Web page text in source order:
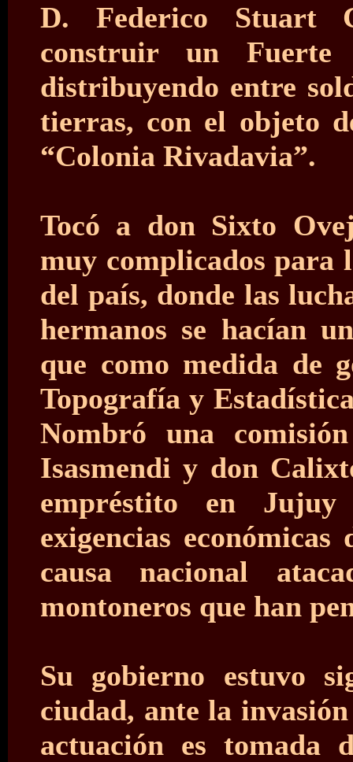
D. Federico Stuart
construir un
distribuyendo entre
tierras, con el objeto
“Colonia Rivadavia”.
Tocó a don Sixto
muy complicados para
del país, donde las
hermanos se hacían
que como medida de
Topografía y
Nombró una
Isasmendi y don
empréstito en
exigencias
causa nacional
montoneros que han
Su gobierno estuvo
ciudad, ante la
actuación es tomada